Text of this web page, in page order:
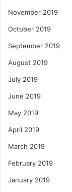
November 2019
October 2019
September 2019
August 2019
July 2019
June 2019
May 2019
April 2019
March 2019
February 2019
January 2019